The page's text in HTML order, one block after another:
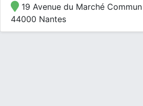
19 Avenue du Marché
44000 Nantes